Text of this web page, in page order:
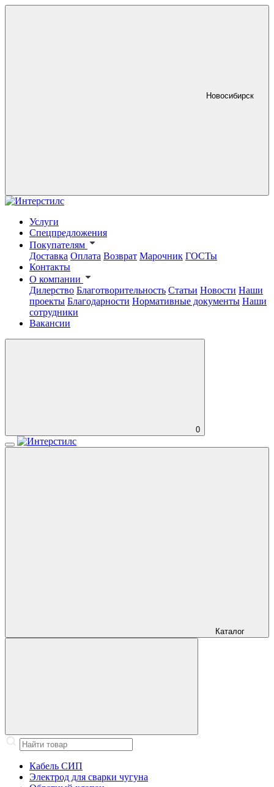
Новосибирск
Услуги
Спецпредложения
Покупателям
Доставка Оплата Возврат Марочник ГОСТы
Контакты
О компании
Дилерство Благотворительность Статьи Новости Наши
проекты Благодарности Нормативные документы Наши
сотрудники
Вакансии
0
Каталог
Кабель СИП
Электрод для сварки чугуна